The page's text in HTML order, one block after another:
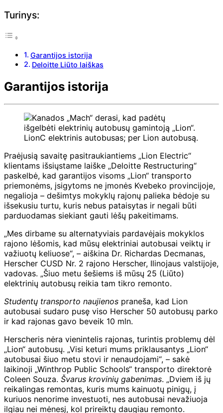
Turinys:
Garantijos istorija
Deloitte Liūto laiškas
Garantijos istorija
LionC elektrinis autobusas; per Lion autobusą.
Praėjusią savaitę pasitraukiantiems „Lion Electric“
klientams išsiųstame laiške „Deloitte Restructuring“
paskelbė, kad garantijos visoms „Lion“ transporto
priemonėms, įsigytoms ne įmonės Kvebeko provincijoje,
negalioja – dešimtys mokyklų rajonų palieka bėdoje su
išsekusiu turtu, kuris nebus pataisytas ir negali būti
parduodamas siekiant gauti lėšų pakeitimams.
„Mes dirbame su alternatyviais pardavėjais mokyklos
rajono lėšomis, kad mūsų elektriniai autobusai veiktų ir
važiuotų keliuose“, – aiškina Dr. Richardas Decmanas,
Herscher CUSD Nr. 2 rajono Herscher, Ilinojaus valstijoje,
vadovas. „Šiuo metu šešiems iš mūsų 25 (Liūto)
elektrinių autobusų reikia tam tikro remonto.
Studentų transporto naujienos praneša, kad Lion
autobusai sudaro pusę viso Herscher 50 autobusų parko
ir kad rajonas gavo beveik 10 mln.
Herscheris nėra vienintelis rajonas, turintis problemų dėl
„Lion“ autobusų. „Visi keturi mums priklausantys „Lion“
autobusai šiuo metu stovi ir nenaudojami“, – sakė
laikinoji „Winthrop Public Schools“ transporto direktorė
Coleen Souza. Švarus krovinių gabenimas. „Dviem iš jų
reikalingas remontas, kuris mums kainuotų pinigų, į
kuriuos nenorime investuoti, nes autobusai nevažiuoja
ilgiau nei mėnesį, kol prireiktų daugiau remonto.